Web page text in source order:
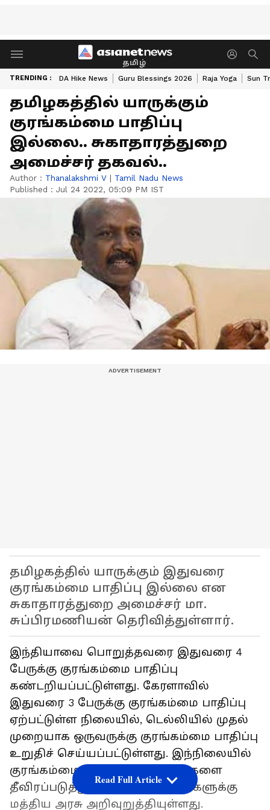
தமிழ்
TRENDING : DA Hike News Guru Blessings 2026 Raja Yoga Sun
தமிழகத்தில் யாருக்கும்
குரங்கம்மை பாதிப்பு
இல்லை.. சுகாதாரத்துறை
அமைச்சர் தகவல்..
Author : Thanalakshmi V | Tamil Nadu News
Published : Jul 24 2022, 05:09 PM IST
தமிழகத்தில் யாருக்கும் இதுவரை
குரங்கம்மை பாதிப்பு இல்லை என
சுகாதாரத்துறை அமைச்சர் மா.
சுப்பிரமணியன் தெரிவித்துள்ளார்.
இந்தியாவை பொறுத்தவரை இதுவரை 4
பேருக்கு குரங்கம்மை பாதிப்பு
கண்டறியப்பட்டுள்ளது. கேரளாவில்
இதுவரை 3 பேருக்கு குரங்கம்மை பாதிப்பு
ஏற்பட்டுள்ள நிலையில், டெல்லியில் முதல்
முறையாக ஒருவருக்கு குரங்கம்மை பாதிப்பு
உறுதிச் செய்யப்பட்டுள்ளது. இந்நிலையில்
குரங்கம்மை தடுப்பு நடவடிக்கைகளை
தீவிரப்படுத்துமாறு மாநில அரசுகளுக்கு
மத்திய அரசு அறிவுறுத்தியுள்ளது.
Read Full Article